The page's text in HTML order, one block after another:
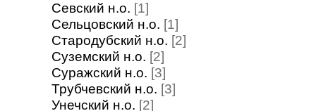
Севский н.о. [1]
Сельцовский н.о. [1]
Стародубский н.о. [2]
Суземский н.о. [2]
Суражский н.о. [3]
Трубчевский н.о. [3]
Унечский н.о. [2]